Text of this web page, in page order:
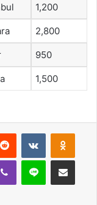
1,200
2,800
950
1,500
Reddit VKontakte
Viber Line E-Posta ile